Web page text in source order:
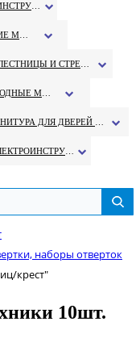
наборы отверток
крест"
10шт.